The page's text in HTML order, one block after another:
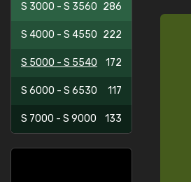
S 3000 - S 3560 286
S 4000 - S 4550 222
S 5000 - S 5540 172
S 6000 - S 6530 117
S 7000 - S 9000 133